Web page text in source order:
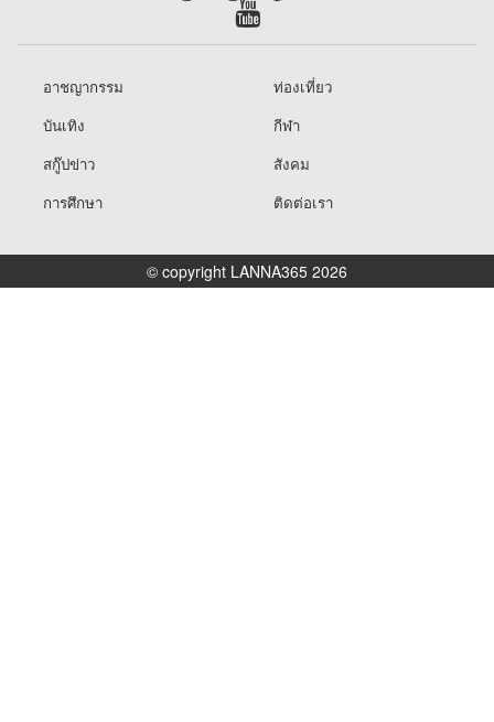
อาชญากรรม
ท่องเที่ยว
บันเทิง
กีฬา
สกู๊ปข่าว
สังคม
การศึกษา
ติดต่อเรา
© copyright LANNA365 2026